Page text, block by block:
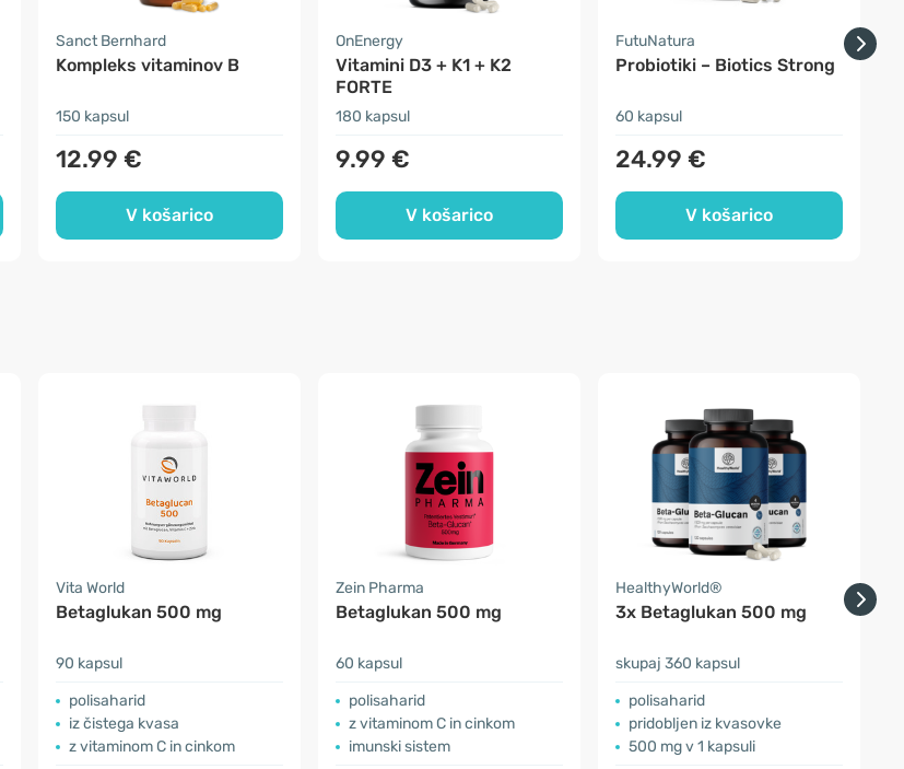
Sanct Bernhard
Kompleks vitaminov B
150 kapsul
12.99 €
V košarico
OnEnergy
Vitamini D3 + K1 + K2
FORTE
180 kapsul
9.99 €
V košarico
FutuNatura
Probiotiki – Biotics Strong
60 kapsul
24.99 €
V košarico
Vita World
Betaglukan 500 mg
90 kapsul
polisaharid
iz čistega kvasa
z vitaminom C in cinkom
Zein Pharma
Betaglukan 500 mg
60 kapsul
polisaharid
z vitaminom C in cinkom
imunski sistem
HealthyWorld®
3x Betaglukan 500 mg
skupaj 360 kapsul
polisaharid
pridobljen iz kvasovke
500 mg v 1 kapsuli